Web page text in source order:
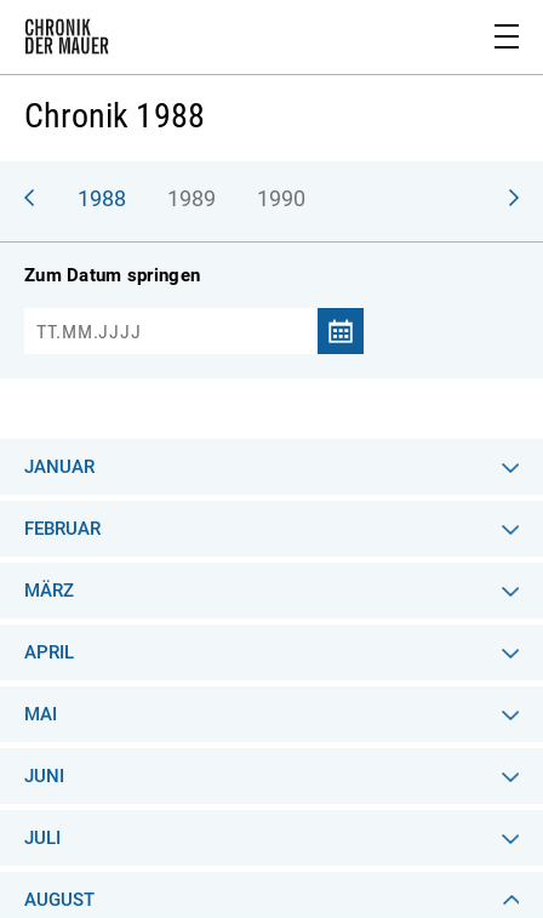
Chronik 1988
1988 1989 1990
Zum Datum springen
JANUAR
FEBRUAR
MÄRZ
APRIL
MAI
JUNI
JULI
AUGUST